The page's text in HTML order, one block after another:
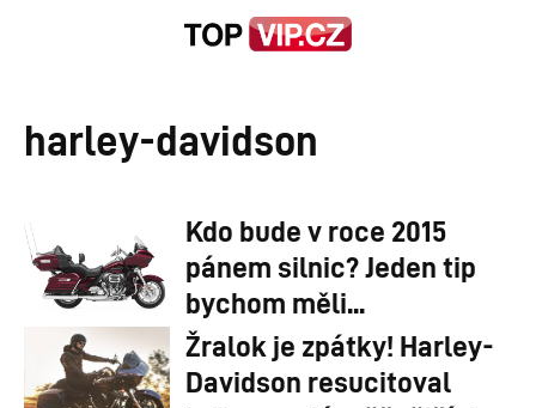
harley-davidson
Kdo bude v roce 2015
pánem silnic? Jeden tip
bychom měli...
Žralok je zpátky! Harley-
Davidson resucitoval